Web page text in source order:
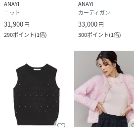
ANAYI
ニット
31,900円
290ポイント(1倍)
ANAYI
カーディガン
33,000円
300ポイント(1倍)